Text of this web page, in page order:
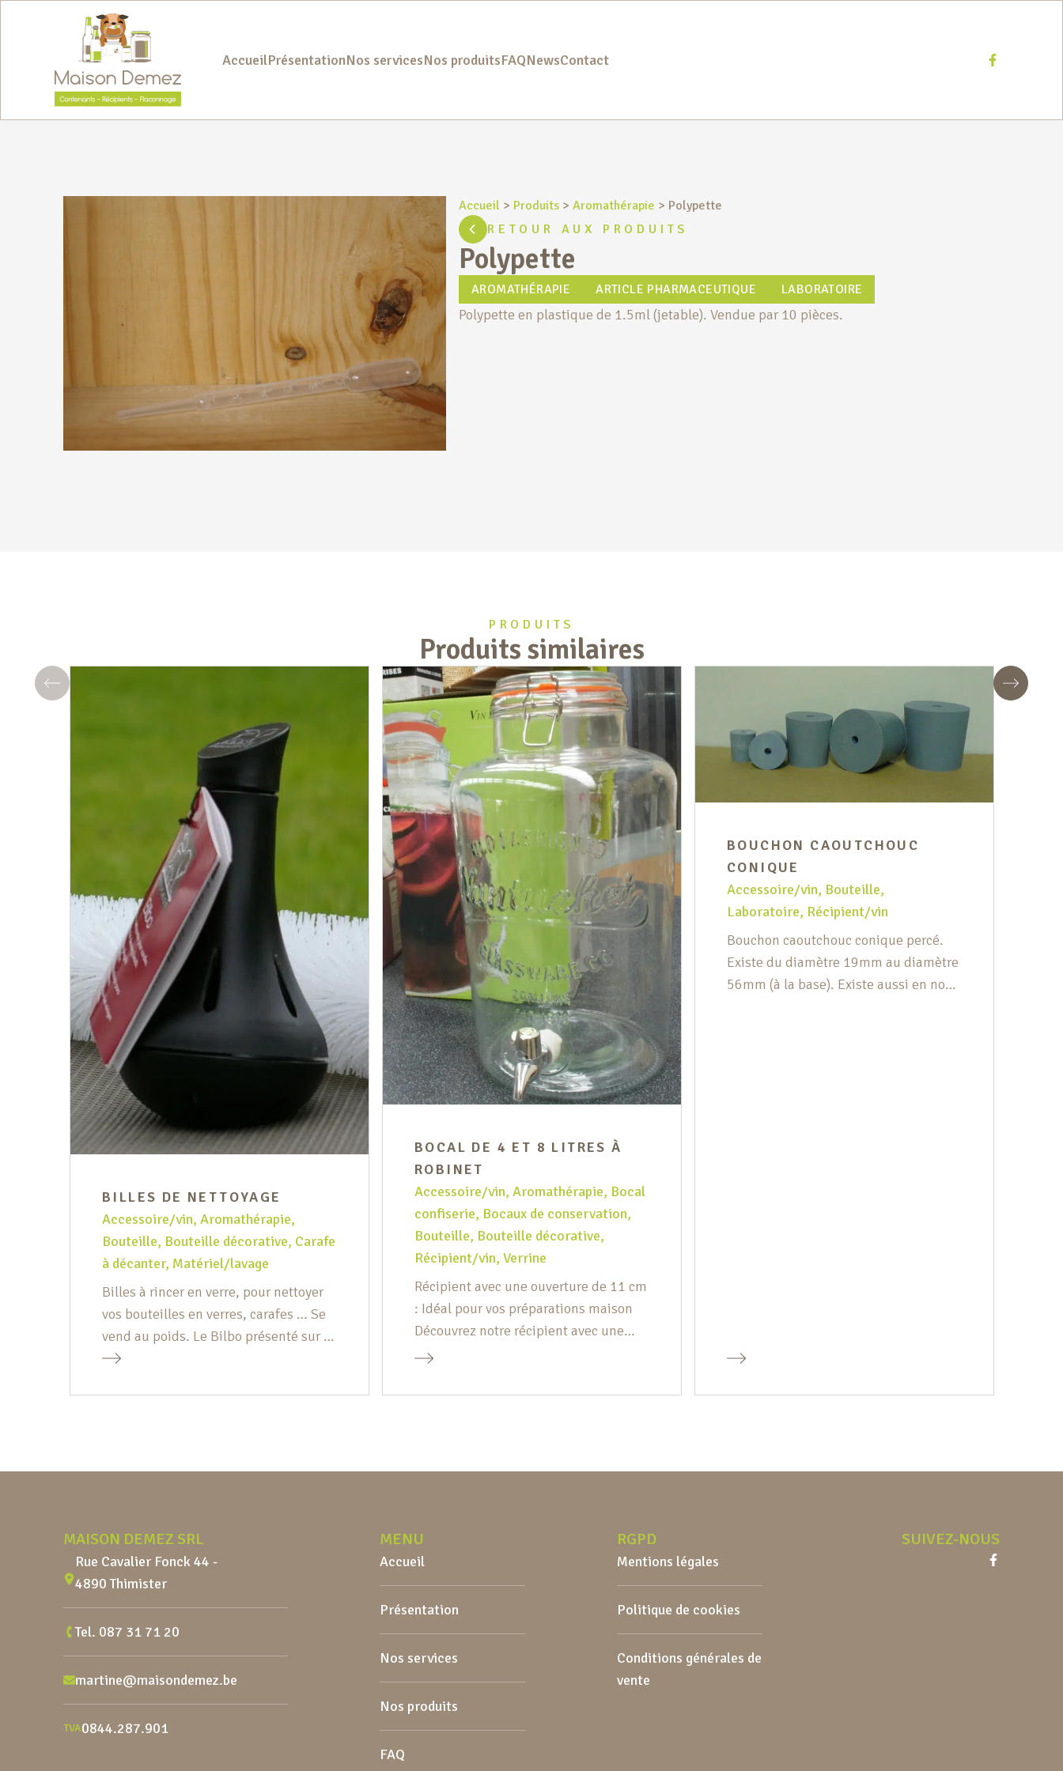
AccueilPrésentationNos servicesNos produitsFAQNewsContact Facebook
Accueil > Produits > Aromathérapie > Polypette
RETOUR AUX PRODUITS
Polypette
AROMATHÉRAPIE ARTICLE PHARMACEUTIQUE LABORATOIRE
Polypette en plastique de 1.5ml (jetable). Vendue par 10 pièces.
PRODUITS
Produits similaires
Précédent Suivant
BILLES DE NETTOYAGE
Accessoire/vin, Aromathérapie,
Bouteille, Bouteille décorative, Carafe
à décanter, Matériel/lavage
Billes à rincer en verre, pour nettoyer
vos bouteilles en verres, carafes … Se
vend au poids. Le Bilbo présenté sur la
photo n’est plus de stock.
BOCAL DE 4 ET 8 LITRES À
ROBINET
Accessoire/vin, Aromathérapie, Bocal
confiserie, Bocaux de conservation,
Bouteille, Bouteille décorative,
Récipient/vin, Verrine
Récipient avec une ouverture de 11 cm
: Idéal pour vos préparations maison
Découvrez notre récipient avec une
ouverture de 11 cm, conçu pour
Grâce à sa large ouverture, vous
BOUCHON CAOUTCHOUC
CONIQUE
Accessoire/vin, Bouteille,
Laboratoire, Récipient/vin
Bouchon caoutchouc conique percé.
Existe du diamètre 19mm au diamètre
56mm (à la base). Existe aussi en non
MAISON DEMEZ SRL
Rue Cavalier Fonck 44 -
4890 Thimister
Tel. 087 31 71 20
martine@maisondemez.be
TVA0844.287.901
MENU
Accueil
Présentation
Nos services
Nos produits
FAQ
RGPD
Mentions légales
Politique de cookies
Conditions générales de
vente
SUIVEZ-NOUS
Facebook